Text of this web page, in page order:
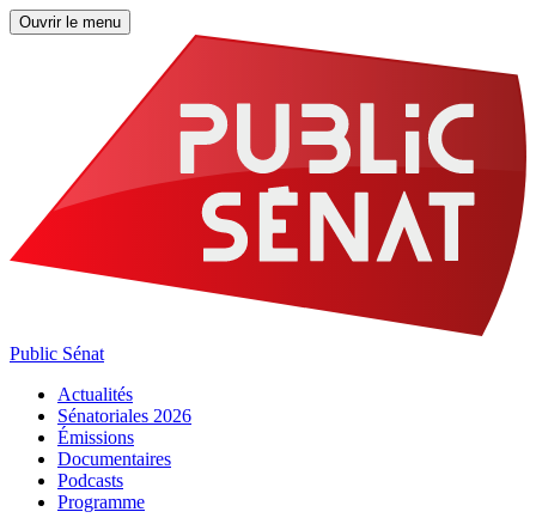
Ouvrir le menu
Public Sénat
Actualités
Sénatoriales 2026
Émissions
Documentaires
Podcasts
Programme